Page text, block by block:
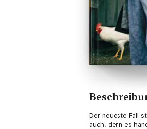
Der neueste Fall
auch, denn es